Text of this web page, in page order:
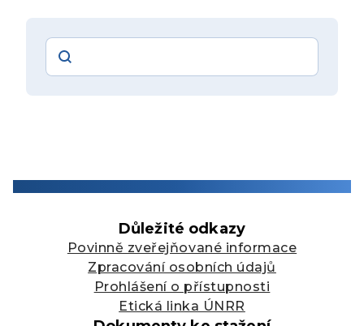
Vyhledávání
Důležité odkazy
Povinně zveřejňované informace
Zpracování osobních údajů
Prohlášení o přístupnosti
Etická linka ÚNRR